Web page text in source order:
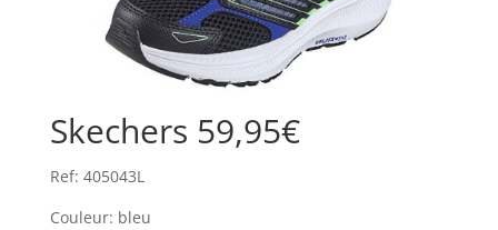
Skechers 59,95€
Ref: 405043L
Couleur: bleu